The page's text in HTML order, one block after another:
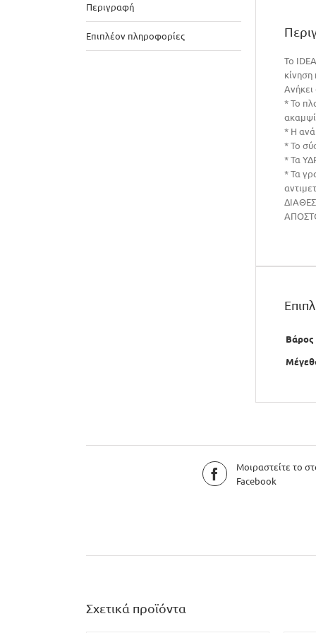
Περιγραφή
Επιπλέον πληροφορίες
To
* Το
* Η
* Το
* Τα
* Τα
Βάρος
Μοιραστείτε το
Facebook
Σχετικά προϊόντα